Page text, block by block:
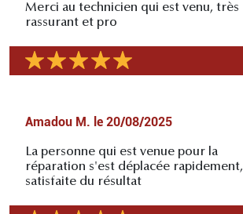
Merci au technicien qui est venu, très
rassurant et pro
Amadou M. le 20/08/2025
La personne qui est venue pour la
réparation s'est déplacée rapidement,
satisfaite du résultat